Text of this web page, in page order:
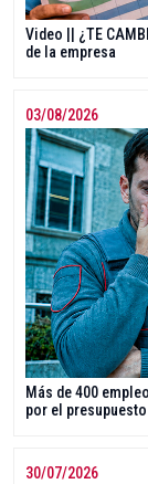
Video || ¿TE
de la empresa
03/08/2026
Más de 400
por el
30/07/2026